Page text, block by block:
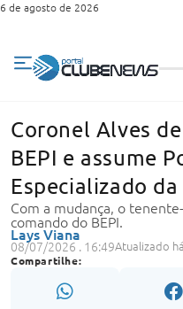
6 de agosto de 2026
Coronel Alves
BEPI e assume
Especializado da
Com a mudança, o
comando do BEPI.
Lays Viana
08/07/2026 . 16:49Atualizado
Compartilhe: